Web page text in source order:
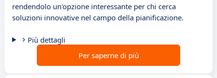
rendendolo un'opzione interessante per chi cerca
soluzioni innovative nel campo della pianificazione.
Più dettagli
Per saperne di più